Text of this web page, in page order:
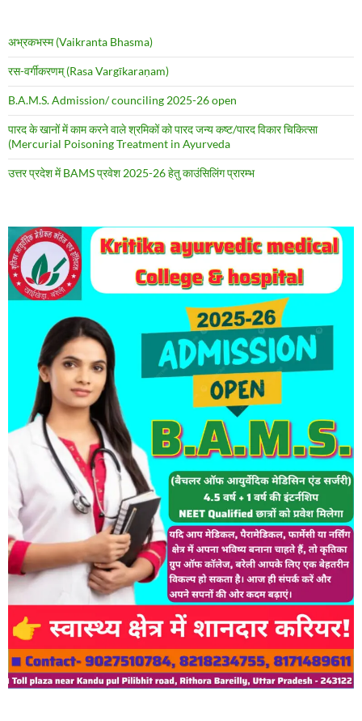
अभ्रकभस्म (Vaikranta Bhasma)
रस-वर्गीकरणम् (Rasa Vargīkaraṇam)
B.A.M.S. Admission/ counciling 2025-26 open
पारद के खानों में काम करने वाले श्रमिकों को पारद जन्य कष्ट/पारद विकार चिकित्सा
(Mercurial Poisoning Treatment in Ayurveda
उत्तर प्रदेश में BAMS प्रवेश 2025-26 हेतु काउंसिलिंग प्रारम्भ